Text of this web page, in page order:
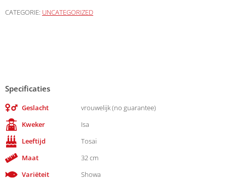
CATEGORIE: UNCATEGORIZED
Specificaties
Geslacht
vrouwelijk (no guarantee)
Kweker
Isa
Leeftijd
Tosai
Maat
32 cm
Variëteit
Showa